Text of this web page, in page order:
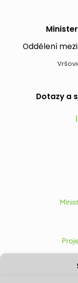
Oddělení
Dotazy a